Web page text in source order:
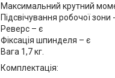
Максимальний крутний
Підсвічування робочої зони
Реверс – є
Фіксація шпинделя – є
Вага 1,7 кг.
Комплектація: